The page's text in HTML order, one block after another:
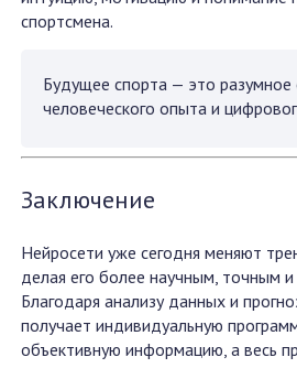
спортсмена.
Будущее спорта — это разумное
человеческого опыта и
Заключение
Нейросети уже сегодня меняют
делая его более научным, точным
Благодаря анализу данных и
получает индивидуальную
объективную информацию, а весь